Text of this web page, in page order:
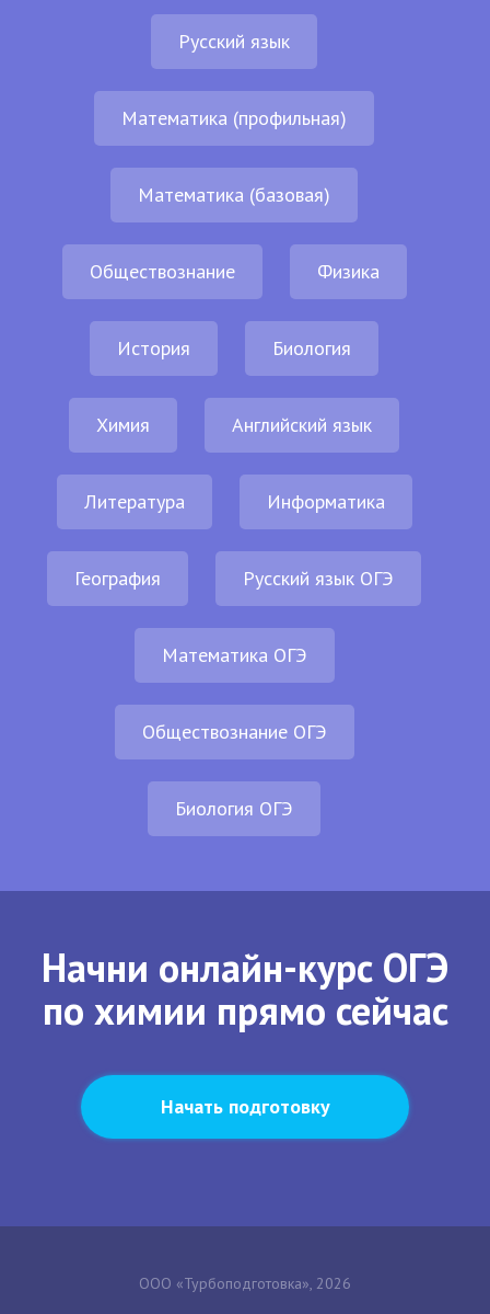
Русский язык
Математика (профильная)
Математика (базовая)
Обществознание Физика
История Биология
Химия Английский язык
Литература Информатика
География Русский язык ОГЭ
Математика ОГЭ
Обществознание ОГЭ
Биология ОГЭ
Начни онлайн-курс ОГЭ
по химии прямо сейчас
Начать подготовку
ООО «Турбоподготовка», 2026